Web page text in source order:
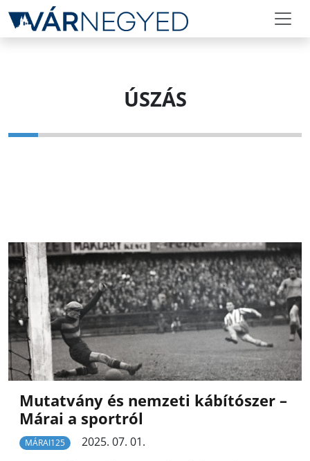
ÚSZÁS
Mutatvány és nemzeti kábítószer –
Márai a sportról
MÁRAI125
2025. 07. 01.